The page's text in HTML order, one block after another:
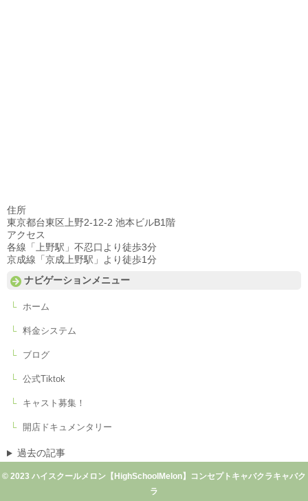
住所
東京都台東区上野2-12-2 池本ビルB1階
アクセス
各線「上野駅」不忍口より徒歩3分
京成線「京成上野駅」より徒歩1分
ナビゲーションメニュー
ホーム
料金システム
ブログ
公式Tiktok
キャスト募集！
開店ドキュメンタリー
過去の記事
© 2023 ハイスクールメロン【HighSchoolMelon】コンセプトキャバクラキャバク
ラ